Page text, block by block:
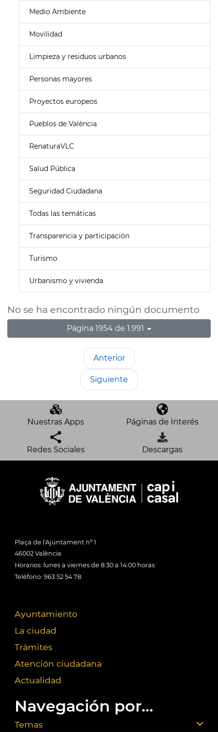
Medio Ambiente
Movilidad
Limpieza y residuos urbanos
Personas mayores
Proyectos europeos
Pueblos de València
RenaturaVLC
Salud Pública
Seguridad Ciudadana
Todas las temáticas
Transparencia y participación
Turismo
Urbanismo y vivienda
No se ha encontrado ningún documento
Página 1954 de 1.991
Anterior
Siguiente
Nuestras Apps Páginas de Interés
Redes Sociales Descargas
Plaça de l'Ajuntament nº 1
46002 València
Horarios: lunes a viernes de 8:30 a 14:00 horas
Teléfono: 963 52 54 78
Ayuntamiento
La ciudad
Trámites
Atención ciudadana
Actualidad
Navegación por...
Temas